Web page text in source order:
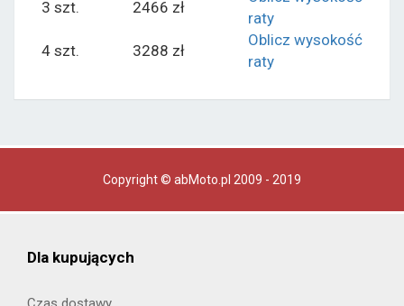
3 szt.
2466 zł
raty
4 szt.
3288 zł
Oblicz wysokość
raty
Copyright © abMoto.pl 2009 - 2019
Dla kupujących